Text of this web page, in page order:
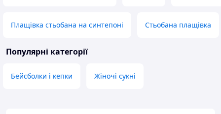
Плащівка стьобана на синтепоні Стьобана плащівка
Популярні категорії
Бейсболки і кепки Жіночі сукні